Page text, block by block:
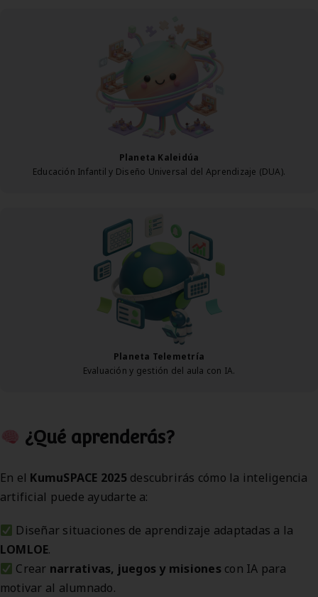
Planeta Kaleidúa
Educación Infantil y Diseño Universal del Aprendizaje (DUA).
Planeta Telemetría
Evaluación y gestión del aula con IA.
¿Qué aprenderás?
En el KumuSPACE 2025 descubrirás cómo la inteligencia
artificial puede ayudarte a:
Diseñar situaciones de aprendizaje adaptadas a la
LOMLOE.
Crear narrativas, juegos y misiones con IA para
motivar al alumnado.